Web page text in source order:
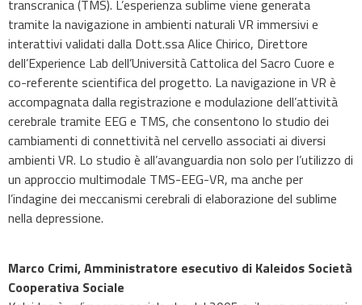
transcranica (TMS). L’esperienza sublime viene generata
tramite la navigazione in ambienti naturali VR immersivi e
interattivi validati dalla Dott.ssa Alice Chirico, Direttore
dell’Experience Lab dell’Università Cattolica del Sacro Cuore e
co-referente scientifica del progetto. La navigazione in VR è
accompagnata dalla registrazione e modulazione dell’attività
cerebrale tramite EEG e TMS, che consentono lo studio dei
cambiamenti di connettività nel cervello associati ai diversi
ambienti VR. Lo studio è all’avanguardia non solo per l’utilizzo di
un approccio multimodale TMS-EEG-VR, ma anche per
l’indagine dei meccanismi cerebrali di elaborazione del sublime
nella depressione.
Marco Crimi, Amministratore esecutivo di Kaleidos Società
Cooperativa Sociale